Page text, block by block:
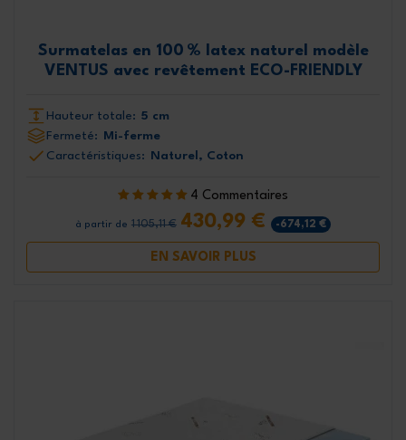
Surmatelas en 100 % latex naturel modèle
VENTUS avec revêtement ECO-FRIENDLY
Hauteur totale: 5 cm
Fermeté:
Mi-ferme
Caractéristiques:
Naturel, Coton
4 Commentaires
à partir de 1 105,11 € 430,99 € -674,12 €
EN SAVOIR PLUS